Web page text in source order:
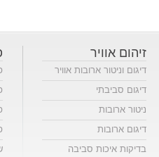
זיהום אוויר
דיגום וניטור ארובות אוויר
דיגום סביבתי
ניטור ארובות
דיגום ארובות
בדיקות איכות סביבה